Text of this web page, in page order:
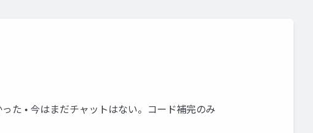
た • 今はまだチャットはない。コード補完のみ